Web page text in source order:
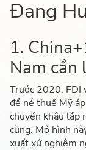
Đang
1.
Nam cần
Trước 2020, FDI
để né thuế Mỹ
chuyển khâu lắp
cùng. Mô hình
xuất xứ nghiêm